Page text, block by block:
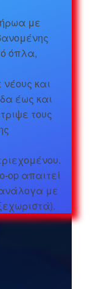
με
όπλα,
και
έως και
τους
op απαιτεί
με